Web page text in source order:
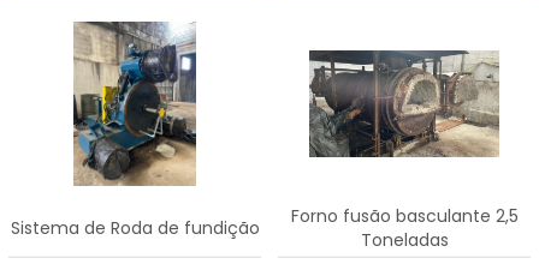
Sistema de Roda de fundição
Forno fusão basculante 2,5
Toneladas